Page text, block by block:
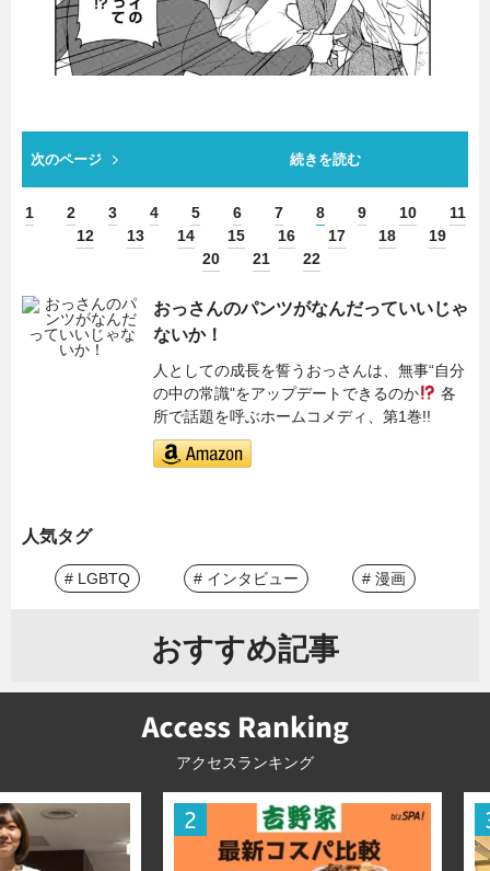
次のページ 続きを読む
1 2 3 4 5 6 7 8 9 10
11
12
13 14 15 16 17 18
19
20
21 22
おっさんのパンツがなんだっていいじゃ
ないか！
人としての成長を誓うおっさんは、無事“自分
の中の常識"をアップデートできるのか
各
所で話題を呼ぶホームコメディ、第1巻!!
人気タグ
# LGBTQ # インタビュー # 漫画
おすすめ記事
アクセスランキング